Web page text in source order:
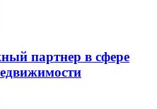
партнер в сфере